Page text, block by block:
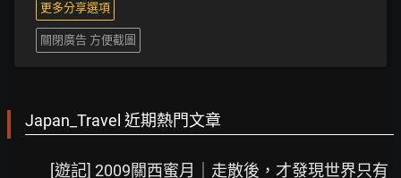
更多分享選項
關閉廣告 方便截圖
Japan_Travel 近期熱門文章
[遊記] 2009關西蜜月｜走散後，才發現世界只有